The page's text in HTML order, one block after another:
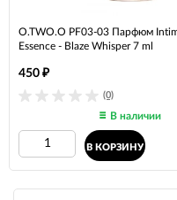
O.TWO.O PF03-03 Парфюм
Essence - Blaze Whisper 7 ml
(0)
450 ₽
В наличии
В КОРЗИНУ